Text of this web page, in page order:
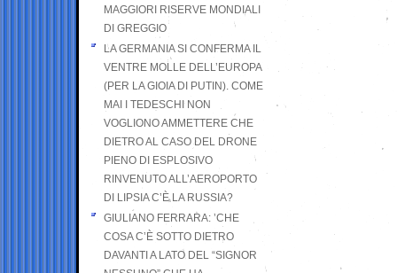
MAGGIORI RISERVE MONDIALI
DI GREGGIO
LA GERMANIA SI CONFERMA IL
VENTRE MOLLE DELL’EUROPA
(PER LA GIOIA DI PUTIN). COME
MAI I TEDESCHI NON
VOGLIONO AMMETTERE CHE
DIETRO AL CASO DEL DRONE
PIENO DI ESPLOSIVO
RINVENUTO ALL’AEROPORTO
DI LIPSIA C’È LA RUSSIA?
GIULIANO FERRARA: ’CHE
COSA C’È SOTTO DIETRO
DAVANTI A LATO DEL “SIGNOR